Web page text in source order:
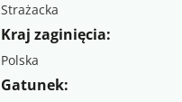
Strażacka
Kraj zaginięcia:
Polska
Gatunek: